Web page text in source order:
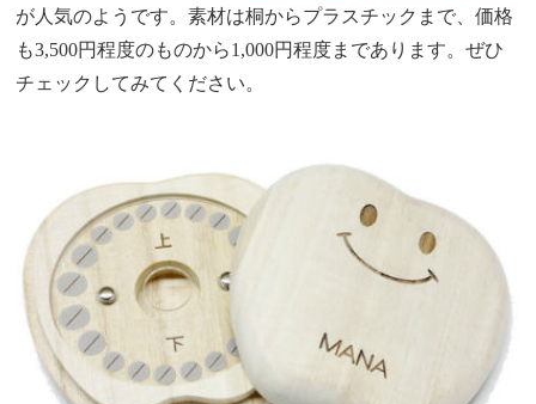
が人気のようです。素材は桐からプラスチックまで、価格
も3,500円程度のものから1,000円程度まであります。ぜひ
チェックしてみてください。